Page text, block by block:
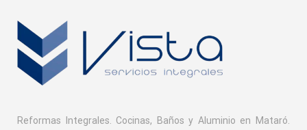
Reformas Integrales. Cocinas, Baños y Aluminio en Mataró.